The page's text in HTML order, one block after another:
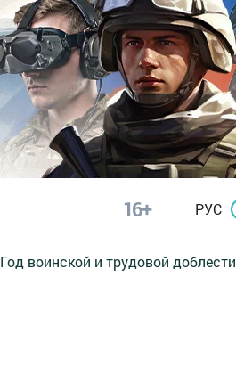
16+ РУС
Год воинской и трудовой доблести